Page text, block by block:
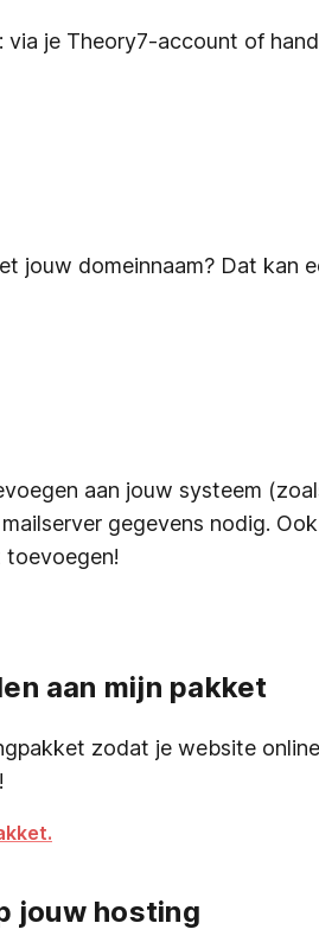
via je Theory7-account of
jouw domeinnaam? Dat kan
aan jouw systeem
gegevens nodig.
toevoegen!
aan mijn pakket
zodat je website
jouw hosting